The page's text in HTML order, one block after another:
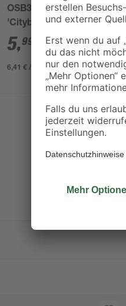
OSB3-Verlegeplatte
'Cityboard'
ungeschliffen 1690 x
634 x 12 mm
5,99
/ m²
6,41 € / Pack